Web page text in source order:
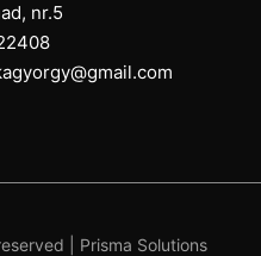
nr.5
| Prisma Solutions